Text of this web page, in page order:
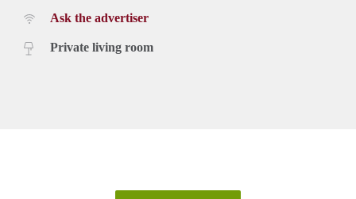
Ask the advertiser
Private living room